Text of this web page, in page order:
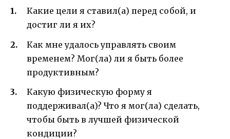
Какие цели я ставил(а) перед собой, и
достиг ли я их?
Как мне удалось управлять своим
временем? Мог(ла) ли я быть более
продуктивным?
Какую физическую форму я
поддерживал(а)? Что я мог(ла) сделать,
чтобы быть в лучшей физической
кондиции?